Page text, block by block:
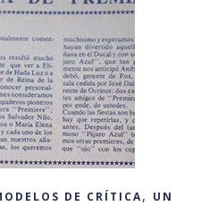
DE CRÍTICA, UN